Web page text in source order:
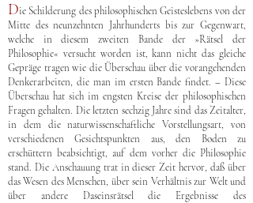
Die Schilderung des philosophischen Geisteslebens von der
Mitte des neunzehnten Jahrhunderts bis zur Gegenwart,
welche in diesem zweiten Bande der »Rätsel der
Philosophie« versucht worden ist, kann nicht das gleiche
Gepräge tragen wie die Überschau über die vorangehenden
Denkerarbeiten, die man im ersten Bande findet. – Diese
Überschau hat sich im engsten Kreise der philosophischen
Fragen gehalten. Die letzten sechzig Jahre sind das Zeitalter,
in dem die naturwissenschaftliche Vorstellungsart, von
verschiedenen Gesichtspunkten aus, den Boden zu
erschüttern beabsichtigt, auf dem vorher die Philosophie
stand. Die Anschauung trat in dieser Zeit hervor, daß über
das Wesen des Menschen, über sein Verhältnis zur Welt und
über andere Daseinsrätsel die Ergebnisse des